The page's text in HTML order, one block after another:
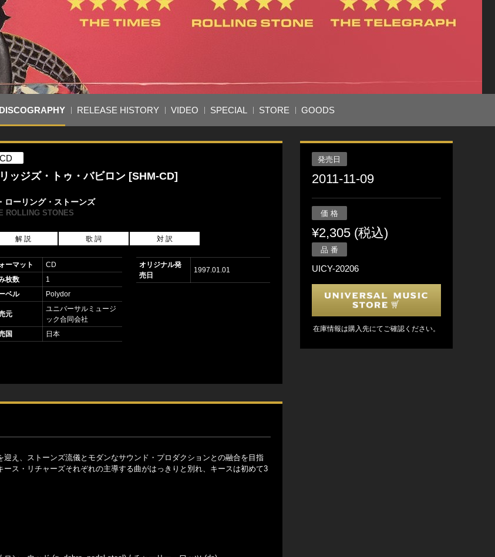
DISCOGRAPHY RELEASE HISTORY VIDEO SPECIAL STORE GOODS
CD
ッジズ・トゥ・バビロン [SHM-CD]
ローリング・ストーンズ
ROLLING STONES
解 説 歌 詞 対 訳
ーマット
CD
枚数
1
ベル
Polydor
元
ユニバーサルミュージ
ック合同会社
国
日本
オリジナル発
売日
1997.01.01
え、ストーンズ流儀とモダンなサウンド・プロダクションとの融合を目指
ス・リチャーズそれぞれの主導する曲がはっきりと別れ、キースは初めて3
発売日
2011-11-09
価 格
¥2,305 (税込)
品 番
UICY-20206
在庫情報は購入先にてご確認ください。